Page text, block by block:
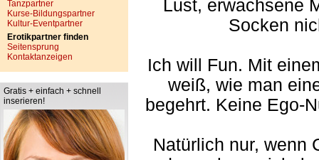
Tanzpartner
Kurse-Bildungspartner
Kultur-Eventpartner
Erotikpartner finden
Seitensprung
Kontaktanzeigen
Gratis + einfach + schnell
inserieren!
Lust, erwachsene
Socken
Ich will Fun. Mit
weiß, wie man
begehrt. Keine Ego-
Natürlich nur, wenn